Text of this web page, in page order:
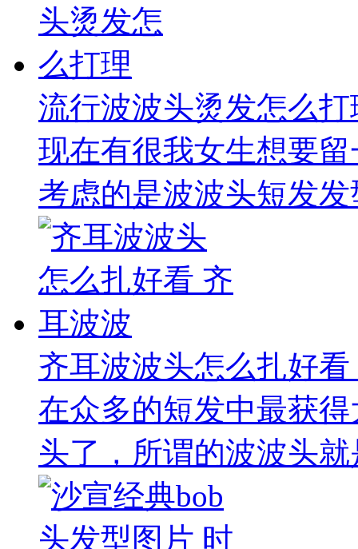
流行波波头烫发怎么打
现在有很我女生想要
考虑的是波波头短发
齐耳波波头怎么扎好
在众多的短发中最获
头了，所谓的波波头